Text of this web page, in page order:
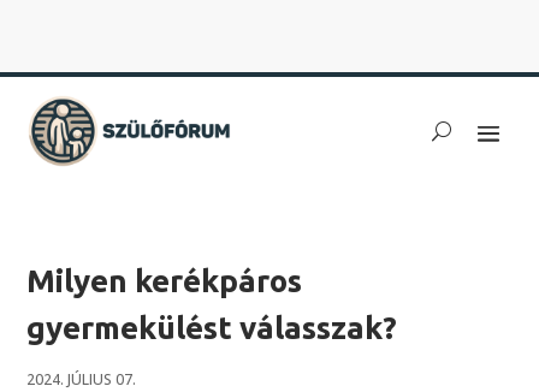
Milyen kerékpáros
gyermekülést válasszak?
2024. JÚLIUS 07.